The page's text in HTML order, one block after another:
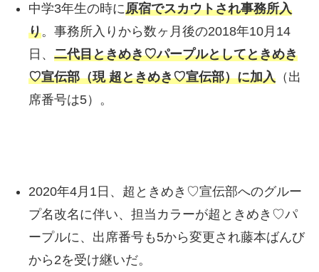
中学3年生の時に原宿でスカウトされ事務所入
り。事務所入りから数ヶ月後の2018年10月14
日、 二代目ときめき♡パープルとしてときめき
♡宣伝部（現 超ときめき♡宣伝部）に加入（出
席番号は5）。
2020年4月1日、超ときめき♡宣伝部へのグルー
プ名改名に伴い、担当カラーが超ときめき♡パ
ープルに、出席番号も5から変更され藤本ばんび
から2を受け継いだ。